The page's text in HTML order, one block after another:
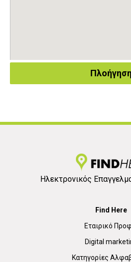
Πλοήγηση
Ηλεκτρονικός
Find Here
Εταιρικό
Digital
Κατηγορίες